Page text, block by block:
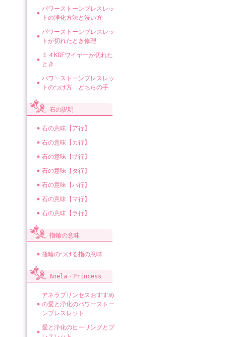
パワーストーンブレスレッ
トの浄化方法と洗い方
パワーストーンブレスレッ
トが切れたとき修理
１４KGFワイヤーが切れた
とき
パワーストーンブレスレッ
トのつけ方 どちらの手
石の説明
石の意味【ア行】
石の意味【カ行】
石の意味【サ行】
石の意味【タ行】
石の意味【ハ行】
石の意味【マ行】
石の意味【ラ行】
指輪の意味
指輪のつける指の意味
Anela・Princess
アネラプリンセスおすすめ
の愛と浄化のパワーストー
ンブレスレット
愛と浄化のヒーリングとブ